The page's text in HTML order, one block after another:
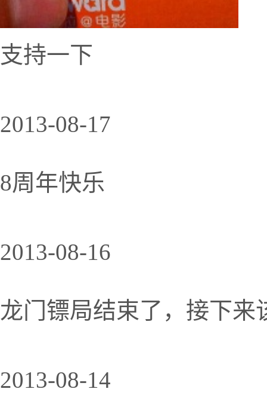
支持一下
2013-08-17
8周年快乐
2013-08-16
龙门镖局结束了，接下来
2013-08-14